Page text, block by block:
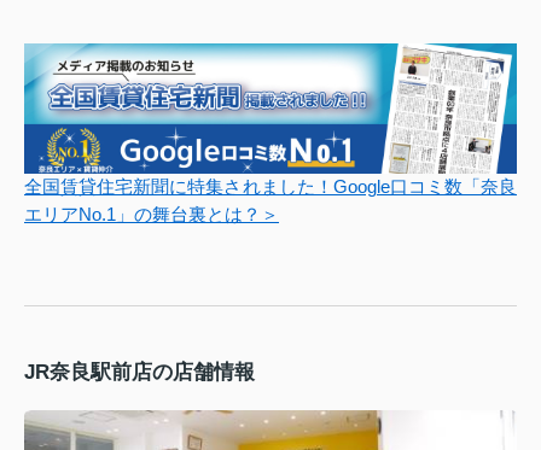
全国賃貸住宅新聞に特集されました！Google口コミ数「奈良
エリアNo.1」の舞台裏とは？＞
JR奈良駅前店の店舗情報